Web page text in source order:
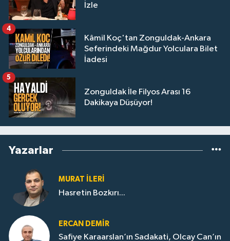
İzle
Kâmil Koç'tan Zonguldak-Ankara
Seferindeki Mağdur Yolculara Bilet
İadesi
4
Zonguldak İle Filyos Arası 16
Dakikaya Düşüyor!
5
Yazarlar
MURAT İLERI
Hasretin Bozkırı...
ERCAN DEMIR
Safiye Karaarslan’ın Sadakati, Olcay Can’ın